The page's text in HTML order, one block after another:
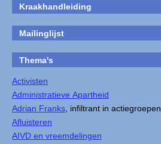
Kraakhandleiding
Mailinglijst
Thema's
Activisten
Administratieve Apartheid
Adrian Franks , infiltrant in actiegroepen
Afluisteren
AIVD en vreemdelingen